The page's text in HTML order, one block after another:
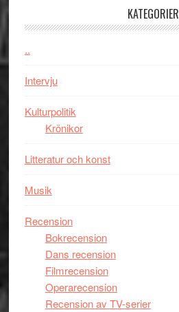
KATEGORIER
..
Intervju
Kulturpolitik
Krönikor
Litteratur och konst
Musik
Recension
Bokrecension
Dans recension
Filmrecension
Operarecension
Recension av TV-serier